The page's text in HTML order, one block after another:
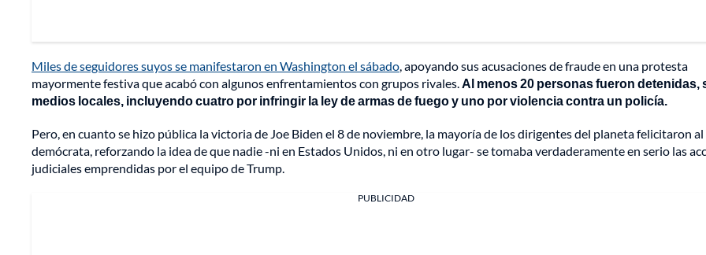
Miles de seguidores suyos se manifestaron en Washington el sábado, apoyando sus acusaciones de fraude en una protesta
mayormente festiva que acabó con algunos enfrentamientos con grupos rivales.Al menos 20 personas fueron detenidas,
medios locales, incluyendo cuatro por infringir la ley de armas de fuego y uno por violencia contra un policía.
Pero, en cuanto se hizo pública la victoria de Joe Biden el 8 de noviembre, la mayoría de los dirigentes del planeta felicitaron al
demócrata, reforzando la idea de que nadie -ni en Estados Unidos, ni en otro lugar- se tomaba verdaderamente en serio las
judiciales emprendidas por el equipo de Trump.
PUBLICIDAD